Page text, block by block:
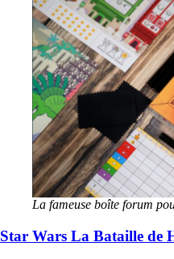
La fameuse boîte forum
Star Wars La Bataille de